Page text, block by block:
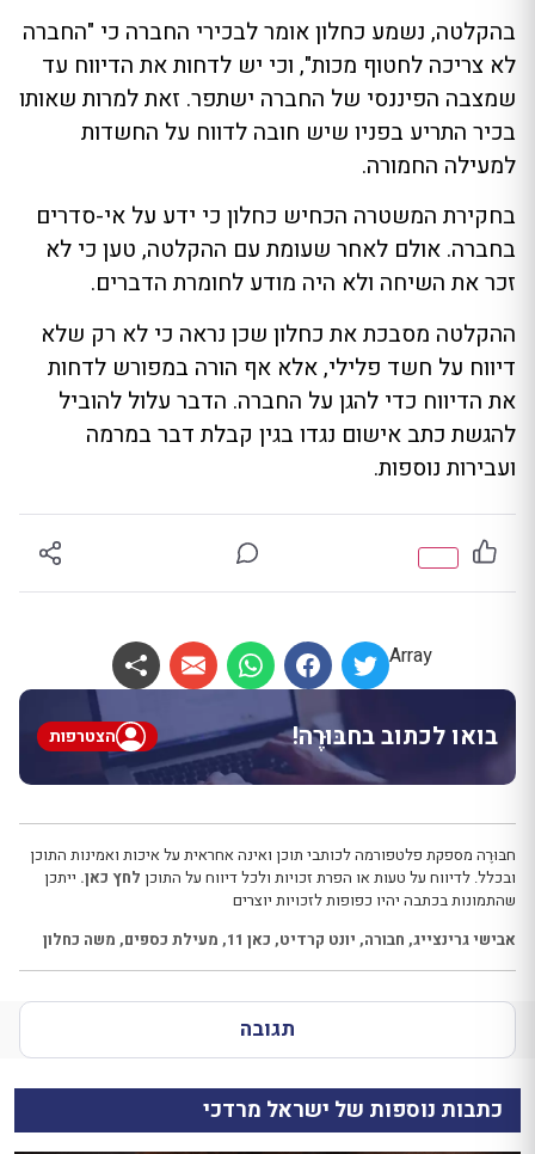
בהקלטה, נשמע כחלון אומר לבכירי החברה כי "החברה
לא צריכה לחטוף מכות", וכי יש לדחות את הדיווח עד
שמצבה הפיננסי של החברה ישתפר. זאת למרות שאותו
בכיר התריע בפניו שיש חובה לדווח על החשדות
למעילה החמורה.
בחקירת המשטרה הכחיש כחלון כי ידע על אי-סדרים
בחברה. אולם לאחר שעומת עם ההקלטה, טען כי לא
זכר את השיחה ולא היה מודע לחומרת הדברים.
ההקלטה מסבכת את כחלון שכן נראה כי לא רק שלא
דיווח על חשד פלילי, אלא אף הורה במפורש לדחות
את הדיווח כדי להגן על החברה. הדבר עלול להוביל
להגשת כתב אישום נגדו בגין קבלת דבר במרמה
ועבירות נוספות.
Array
בואו לכתוב בחבּוּרֶה! הצטרפות
חבּוּרֶה מספקת פלטפורמה לכותבי תוכן ואינה אחראית על איכות ואמינות התוכן
ובכלל. לדיווח על טעות או הפרת זכויות ולכל דיווח על התוכן לחץ כאן. ייתכן
שהתמונות בכתבה יהיו כפופות לזכויות יוצרים
אבישי גרינצייג, חבורה, יונט קרדיט, כאן 11 , מעילת כספים, משה כחלון
תגובה
כתבות נוספות של ישראל מרדכי